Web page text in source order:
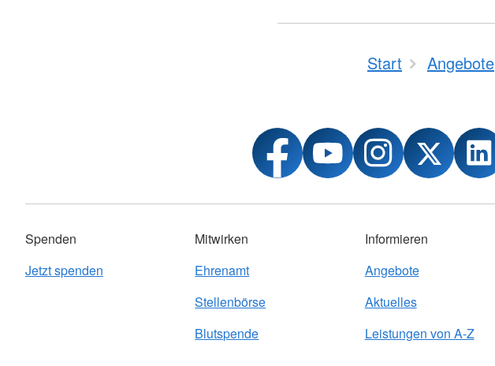
Start Angebote
Spenden
Jetzt spenden
Mitwirken
Ehrenamt
Stellenbörse
Blutspende
Informieren
Angebote
Aktuelles
Leistungen von A-Z